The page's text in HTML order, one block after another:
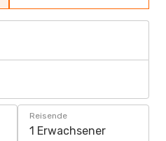
Reisende
1 Erwachsener